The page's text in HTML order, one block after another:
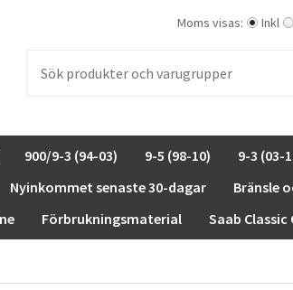
Moms visas: Inkl
900/9-3 (94-03) 9-5 (98-10) 9-3 (03-
Nyinkommet senaste 30-dagar Bränsle
Förbrukningsmaterial Saab Classic